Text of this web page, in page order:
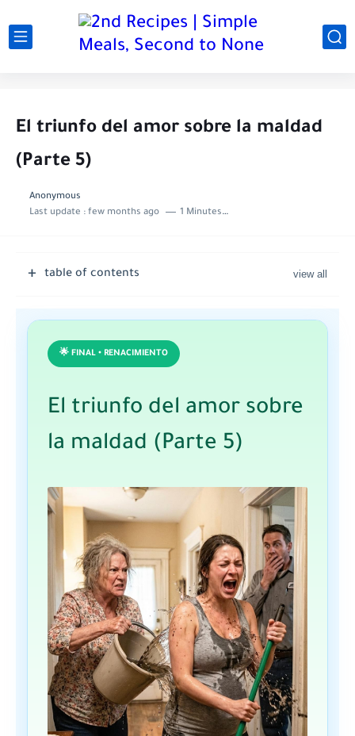
El triunfo del amor sobre la maldad
(Parte 5)
Anonymous
Last update : few months ago 1 Minutes to read
table of contents
🌟 FINAL • RENACIMIENTO
El triunfo del amor sobre
la maldad (Parte 5)